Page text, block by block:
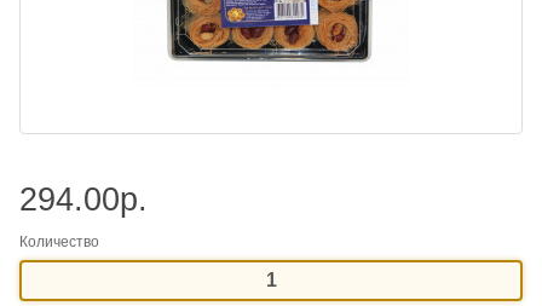
294.00р.
Количество